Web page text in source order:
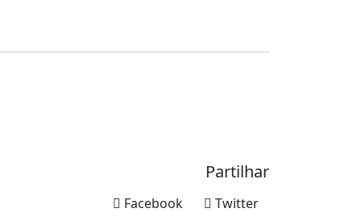
Partilhar
Twitter
Facebook